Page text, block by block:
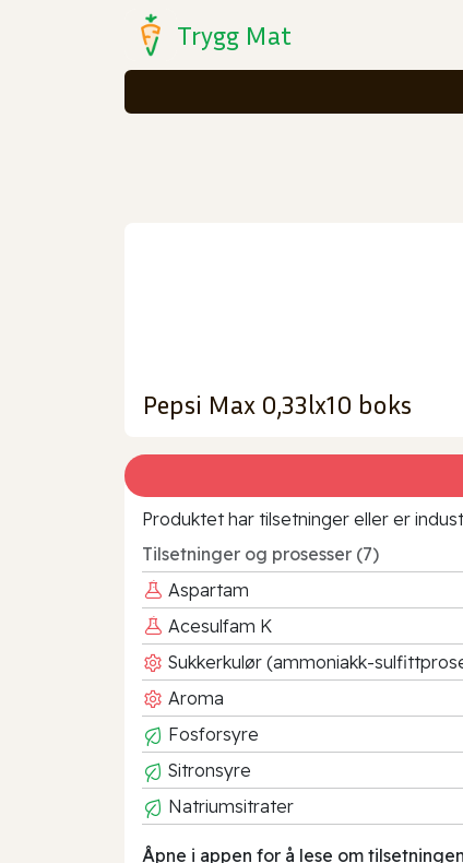
Trygg Mat
Pepsi Max 0,33lx10 boks
Produktet har tilsetninger eller er
Tilsetninger og prosesser (7)
Aspartam
Acesulfam K
Sukkerkulør (ammoniakk-
Aroma
Fosforsyre
Sitronsyre
Natriumsitrater
Åpne i appen for å lese om